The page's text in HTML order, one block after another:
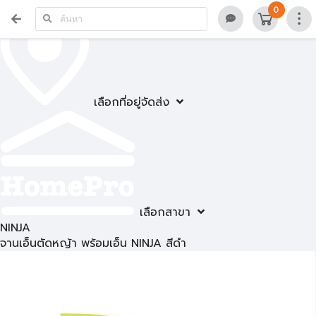
เลือกที่อยู่จัดส่ง
เลือกสาขา
0
NINJA
จานเอ็นตัดหญ้า พร้อมเอ็น NINJA สีดำ